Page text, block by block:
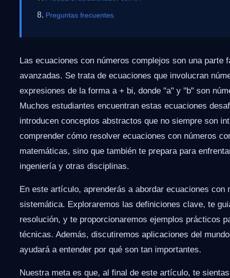
Preguntas frecuentes
Las ecuaciones con números complejos son una parte
avanzadas. Se trata de ecuaciones que involucran
expresiones de la forma a + bi, donde "a" y "b" son
Muchos estudiantes encuentran estas ecuaciones
introducen conceptos abstractos que no siempre son
comprender cómo resolver ecuaciones con números
matemáticas, sino que también te prepara para
ingeniería y otras disciplinas.
En este artículo, aprenderás a abordar ecuaciones con
sistemática. Exploraremos las definiciones clave, te
resolución, y te proporcionaremos ejemplos prácticos
técnicas. Además, discutiremos aplicaciones del
ayudará a entender por qué son tan importantes.
Nuestra meta es que, al final de este artículo, te